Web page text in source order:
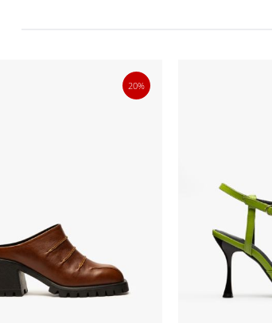
20%